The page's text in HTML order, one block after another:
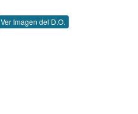
Ver Imagen del D.O.